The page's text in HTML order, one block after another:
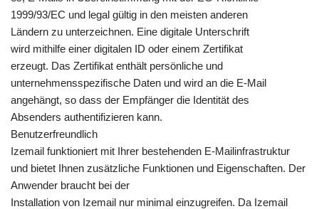
1999/93/EC und legal gültig in den meisten anderen
Ländern zu unterzeichnen. Eine digitale Unterschrift
wird mithilfe einer digitalen ID oder einem Zertifikat
erzeugt. Das Zertifikat enthält persönliche und
unternehmensspezifische Daten und wird an die E-Mail
angehängt, so dass der Empfänger die Identität des
Absenders authentifizieren kann.
Benutzerfreundlich
Izemail funktioniert mit Ihrer bestehenden E-Mailinfrastruktur
und bietet Ihnen zusätzliche Funktionen und Eigenschaften. Der
Anwender braucht bei der
Installation von Izemail nur minimal einzugreifen. Da Izemail